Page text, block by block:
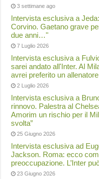
3 settimane ago
Intervista esclusiva a
Corvino. Gaetano grave
due anni…"
7 Luglio 2026
Intervista esclusiva a
sarei andato all'Inter. Al
avrei preferito un
2 Luglio 2026
Intervista esclusiva a
rinnovo. Palestra al
Amorim un rischio per il
svolta”
25 Giugno 2026
Intervista esclusiva ad
Jackson. Roma: ecco
preoccupazione. L’Inter
23 Giugno 2026